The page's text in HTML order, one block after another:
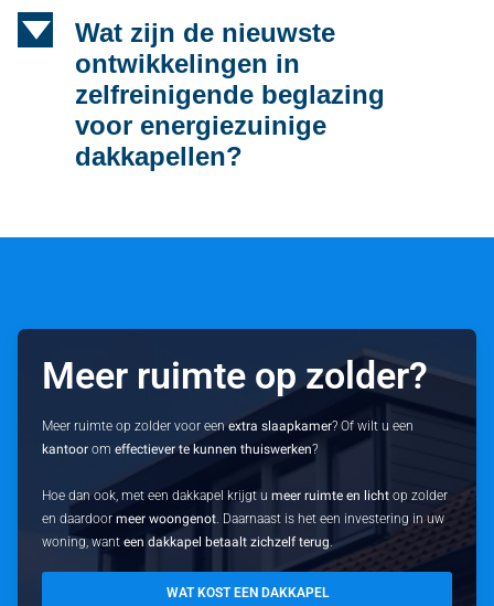
d
Wat zijn de nieuwste
ontwikkelingen in
zelfreinigende beglazing
voor energiezuinige
dakkapellen?
Meer ruimte op zolder?
Meer ruimte op zolder voor eenextra slaapkamer? Of wilt u een
kantoor omeffectiever te kunnen thuiswerken?
Hoe dan ook, met een dakkapel krijgt umeer ruimte en licht op zolder
en daardoormeer woongenot. Daarnaast is het een investering in uw
woning, wanteen dakkapel betaalt zichzelf terug.
WAT KOST EEN DAKKAPEL